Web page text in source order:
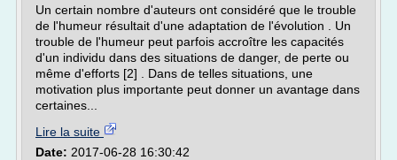
Un certain nombre d'auteurs ont considéré que le trouble
de l'humeur résultait d'une adaptation de l'évolution . Un
trouble de l'humeur peut parfois accroître les capacités
d'un individu dans des situations de danger, de perte ou
même d'efforts [2] . Dans de telles situations, une
motivation plus importante peut donner un avantage dans
certaines...
Lire la suite
Date: 2017-06-28 16:30:42